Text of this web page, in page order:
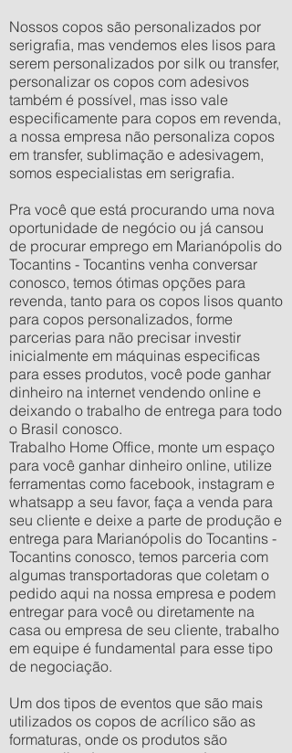
Nossos copos são personalizados por
serigrafia, mas vendemos eles lisos para
serem personalizados por silk ou transfer,
personalizar os copos com adesivos
também é possível, mas isso vale
especificamente para copos em revenda,
a nossa empresa não personaliza copos
em transfer, sublimação e adesivagem,
somos especialistas em serigrafia.
Pra você que está procurando uma nova
oportunidade de negócio ou já cansou
de procurar emprego em Marianópolis do
Tocantins - Tocantins venha conversar
conosco, temos ótimas opções para
revenda, tanto para os copos lisos quanto
para copos personalizados, forme
parcerias para não precisar investir
inicialmente em máquinas especificas
para esses produtos, você pode ganhar
dinheiro na internet vendendo online e
deixando o trabalho de entrega para todo
o Brasil conosco.
Trabalho Home Office, monte um espaço
para você ganhar dinheiro online, utilize
ferramentas como facebook, instagram e
whatsapp a seu favor, faça a venda para
seu cliente e deixe a parte de produção e
entrega para Marianópolis do Tocantins -
Tocantins conosco, temos parceria com
algumas transportadoras que coletam o
pedido aqui na nossa empresa e podem
entregar para você ou diretamente na
casa ou empresa de seu cliente, trabalho
em equipe é fundamental para esse tipo
de negociação.
Um dos tipos de eventos que são mais
utilizados os copos de acrílico são as
formaturas, onde os produtos são